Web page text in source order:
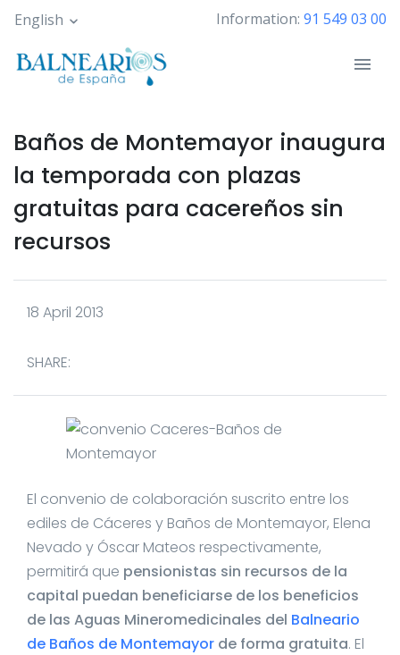
Skip
main
content
English Information: 91 549 03 00
Baños de Montemayor inaugura
la temporada con plazas
gratuitas para cacereños sin
recursos
18 April 2013
SHARE:
El convenio de colaboración suscrito entre los
ediles de Cáceres y Baños de Montemayor, Elena
Nevado y Óscar Mateos respectivamente,
permitirá que pensionistas sin recursos de la
capital puedan beneficiarse de los beneficios
de las Aguas Mineromedicinales del Balneario
de Baños de Montemayor de forma gratuita. El